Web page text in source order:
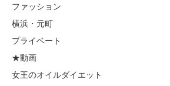
ファッション
横浜・元町
プライベート
★動画
女王のオイルダイエット